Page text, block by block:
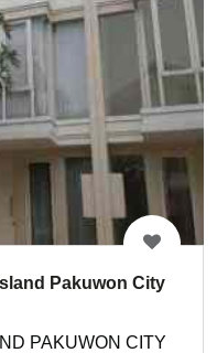
Pakuwon City
PAKUWON CITY